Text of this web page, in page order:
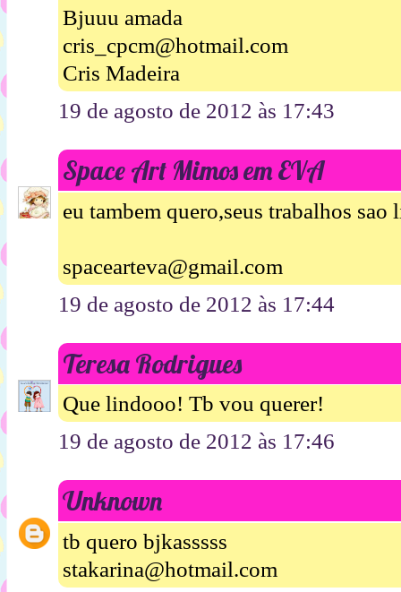
Bjuuu amada
cris_cpcm@hotmail.com
Cris Madeira
19 de agosto de 2012 às 17:43
Space Art Mimos em EVA
eu tambem quero,seus trabalhos sao
spacearteva@gmail.com
19 de agosto de 2012 às 17:44
Teresa Rodrigues
Que lindooo! Tb vou querer!
19 de agosto de 2012 às 17:46
Unknown
tb quero bjkasssss
stakarina@hotmail.com